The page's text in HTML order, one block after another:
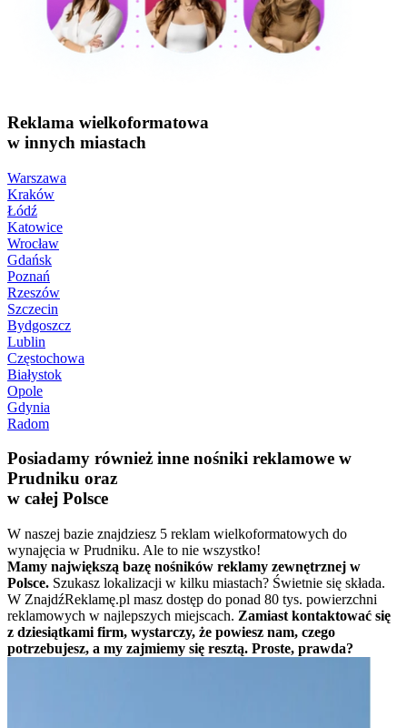
Reklama wielkoformatowa
w innych miastach
Warszawa
Kraków
Łódź
Katowice
Wrocław
Gdańsk
Poznań
Rzeszów
Szczecin
Bydgoszcz
Lublin
Częstochowa
Białystok
Opole
Gdynia
Radom
Posiadamy również inne nośniki reklamowe w
Prudniku oraz
w całej Polsce
W naszej bazie znajdziesz 5 reklam wielkoformatowych do
wynajęcia w Prudniku. Ale to nie wszystko!
Mamy największą bazę nośników reklamy zewnętrznej w
Polsce. Szukasz lokalizacji w kilku miastach? Świetnie się składa.
W ZnajdźReklamę.pl masz dostęp do ponad 80 tys. powierzchni
reklamowych w najlepszych miejscach. Zamiast kontaktować się
z dziesiątkami firm, wystarczy, że powiesz nam, czego
potrzebujesz, a my zajmiemy się resztą. Proste, prawda?